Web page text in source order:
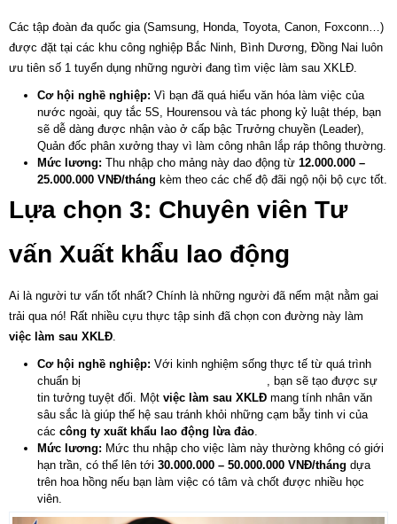
Các tập đoàn đa quốc gia (Samsung, Honda, Toyota, Canon, Foxconn…)
được đặt tại các khu công nghiệp Bắc Ninh, Bình Dương, Đồng Nai luôn
ưu tiên số 1 tuyển dụng những người đang tìm việc làm sau XKLĐ
Cơ hội nghề nghiệp: Vì bạn đã quá hiểu văn hóa làm việc của
nước ngoài, quy tắc 5S, Hourensou và tác phong kỷ luật thép, bạn
sẽ dễ dàng được nhận vào ở cấp bậc Trưởng chuyền (Leader),
Quản đốc phân xưởng thay vì làm công nhân lắp ráp thông thường.
Mức lương: Thu nhập cho mảng này dao động từ 12.000.000 –
25.000.000 VNĐ/tháng kèm theo các chế độ đãi ngộ nội bộ cực tốt.
Lựa chọn 3: Chuyên viên Tư
vấn Xuất khẩu lao động
Ai là người tư vấn tốt nhất? Chính là những người đã nếm mật nằm gai
trải qua nó! Rất nhiều cựu thực tập sinh đã chọn con đường này làm
việc làm sau XKLĐ
Cơ hội nghề nghiệp: Với kinh nghiệm sống thực tế từ quá trình
chuẩn bị
, bạn sẽ tạo được sự
tin tưởng tuyệt đối. Một việc làm sau XKLĐ mang tính nhân văn
sâu sắc là giúp thế hệ sau tránh khỏi những cạm bẫy tinh vi của
các công ty xuất khẩu lao động lừa đảo
Mức lương: Mức thu nhập cho việc làm này thường không có giới
hạn trần, có thể lên tới 30.000.000 – 50.000.000 VNĐ/tháng dựa
trên hoa hồng nếu bạn làm việc có tâm và chốt được nhiều học
viên.